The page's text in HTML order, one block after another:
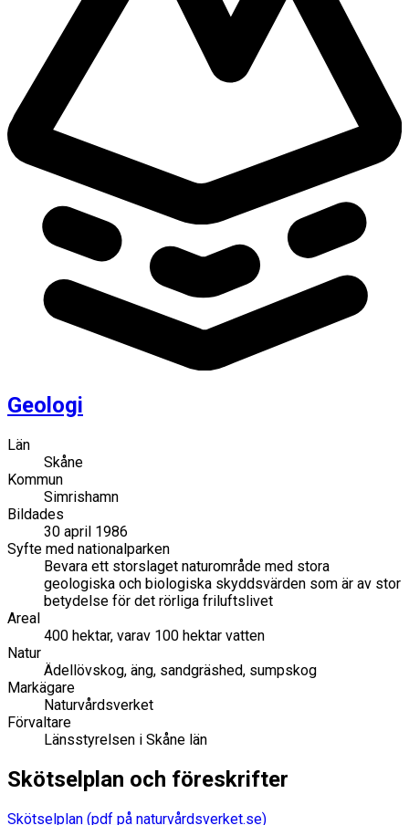
Geologi
Län
Skåne
Kommun
Simrishamn
Bildades
30 april 1986
Syfte med nationalparken
Bevara ett storslaget naturområde med stora
geologiska och biologiska skyddsvärden som är av stor
betydelse för det rörliga friluftslivet
Areal
400 hektar, varav 100 hektar vatten
Natur
Ädellövskog, äng, sandgräshed, sumpskog
Markägare
Naturvårdsverket
Förvaltare
Länsstyrelsen i Skåne län
Skötselplan och föreskrifter
Skötselplan (pdf på naturvårdsverket.se)